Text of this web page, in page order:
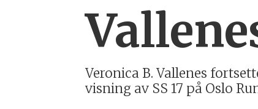
Veronica B. Vallenes
visning av SS 17 på Oslo